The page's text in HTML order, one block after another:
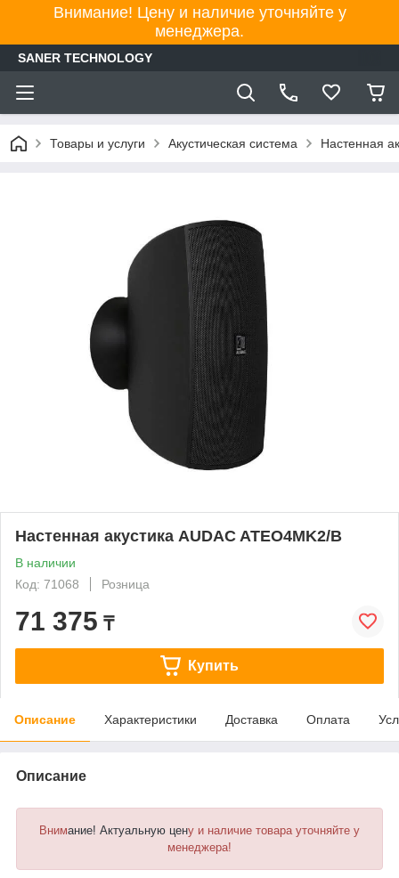
Внимание! Цену и наличие уточняйте у
менеджера.
SANER TECHNOLOGY
Товары и услуги Акустическая система Настенная
Настенная акустика AUDAC ATEO4MK2/B
В наличии
Код: 71068
Розница
71 375 ₸
Купить
Описание Характеристики Доставка Оплата
Описание
Внимание! Актуальную цену и наличие товара уточняйте у
менеджера!